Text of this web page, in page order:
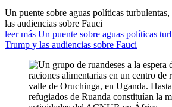
Un puente sobre aguas políticas
las audiencias sobre Fauci
leer más Un puente sobre aguas políticas
Trump y las audiencias sobre Fauci